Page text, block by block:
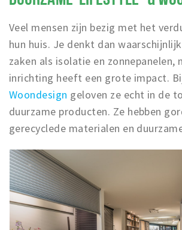
Veel mensen zijn bezig met het
hun huis. Je denkt dan
zaken als isolatie en zonnepanelen,
inrichting heeft een grote impact.
Woondesign geloven ze echt in de
duurzame producten. Ze hebben
gerecyclede materialen en